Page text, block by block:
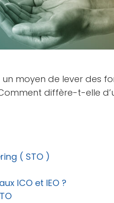
moyen de lever des
diffère-t-elle
( STO )
ICO et IEO ?